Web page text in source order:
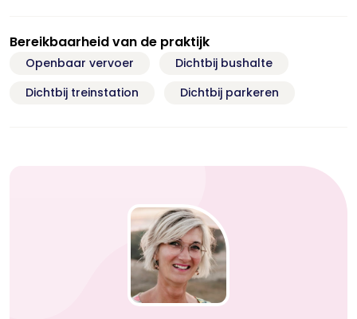
Bereikbaarheid van de praktijk
Openbaar vervoer
Dichtbij bushalte
Dichtbij treinstation
Dichtbij parkeren